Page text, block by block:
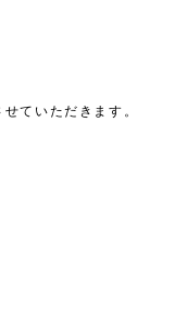
ていただきます。